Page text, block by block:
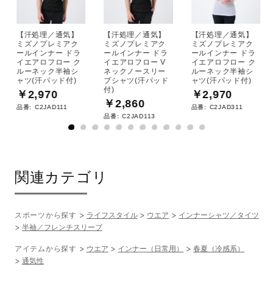
【汗処理／通気】
ミズノプレミアク
ールインナー ドラ
イエアロフロー ク
ルーネック半袖シ
ャツ(汗パッド付)
￥2,970
品番: C2JAD111
【汗処理／通気】
ミズノプレミアク
ールインナー ドラ
イエアロフロー V
ネックノースリー
ブシャツ(汗パッド
付)
￥2,860
品番: C2JAD113
【汗処理／通気】
ミズノプレミアク
ールインナー ドラ
イエアロフロー ク
ルーネック半袖シ
ャツ(汗パッド付)
￥2,970
品番: C2JAD311
関連カテゴリ
スポーツから探す ライフスタイル ウエア
インナーシャツ／タイツ
半袖／フレンチスリーブ
アイテムから探す ウエア インナー（日常用）
春夏（冷感系）
通気性